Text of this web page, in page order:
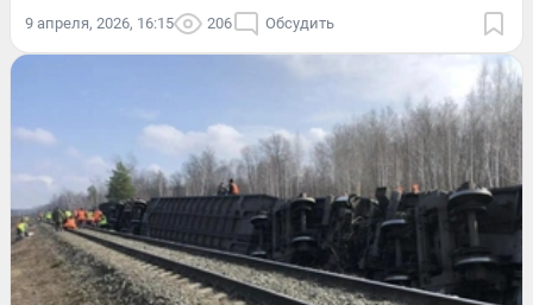
9 апреля, 2026, 16:15 206 Обсудить